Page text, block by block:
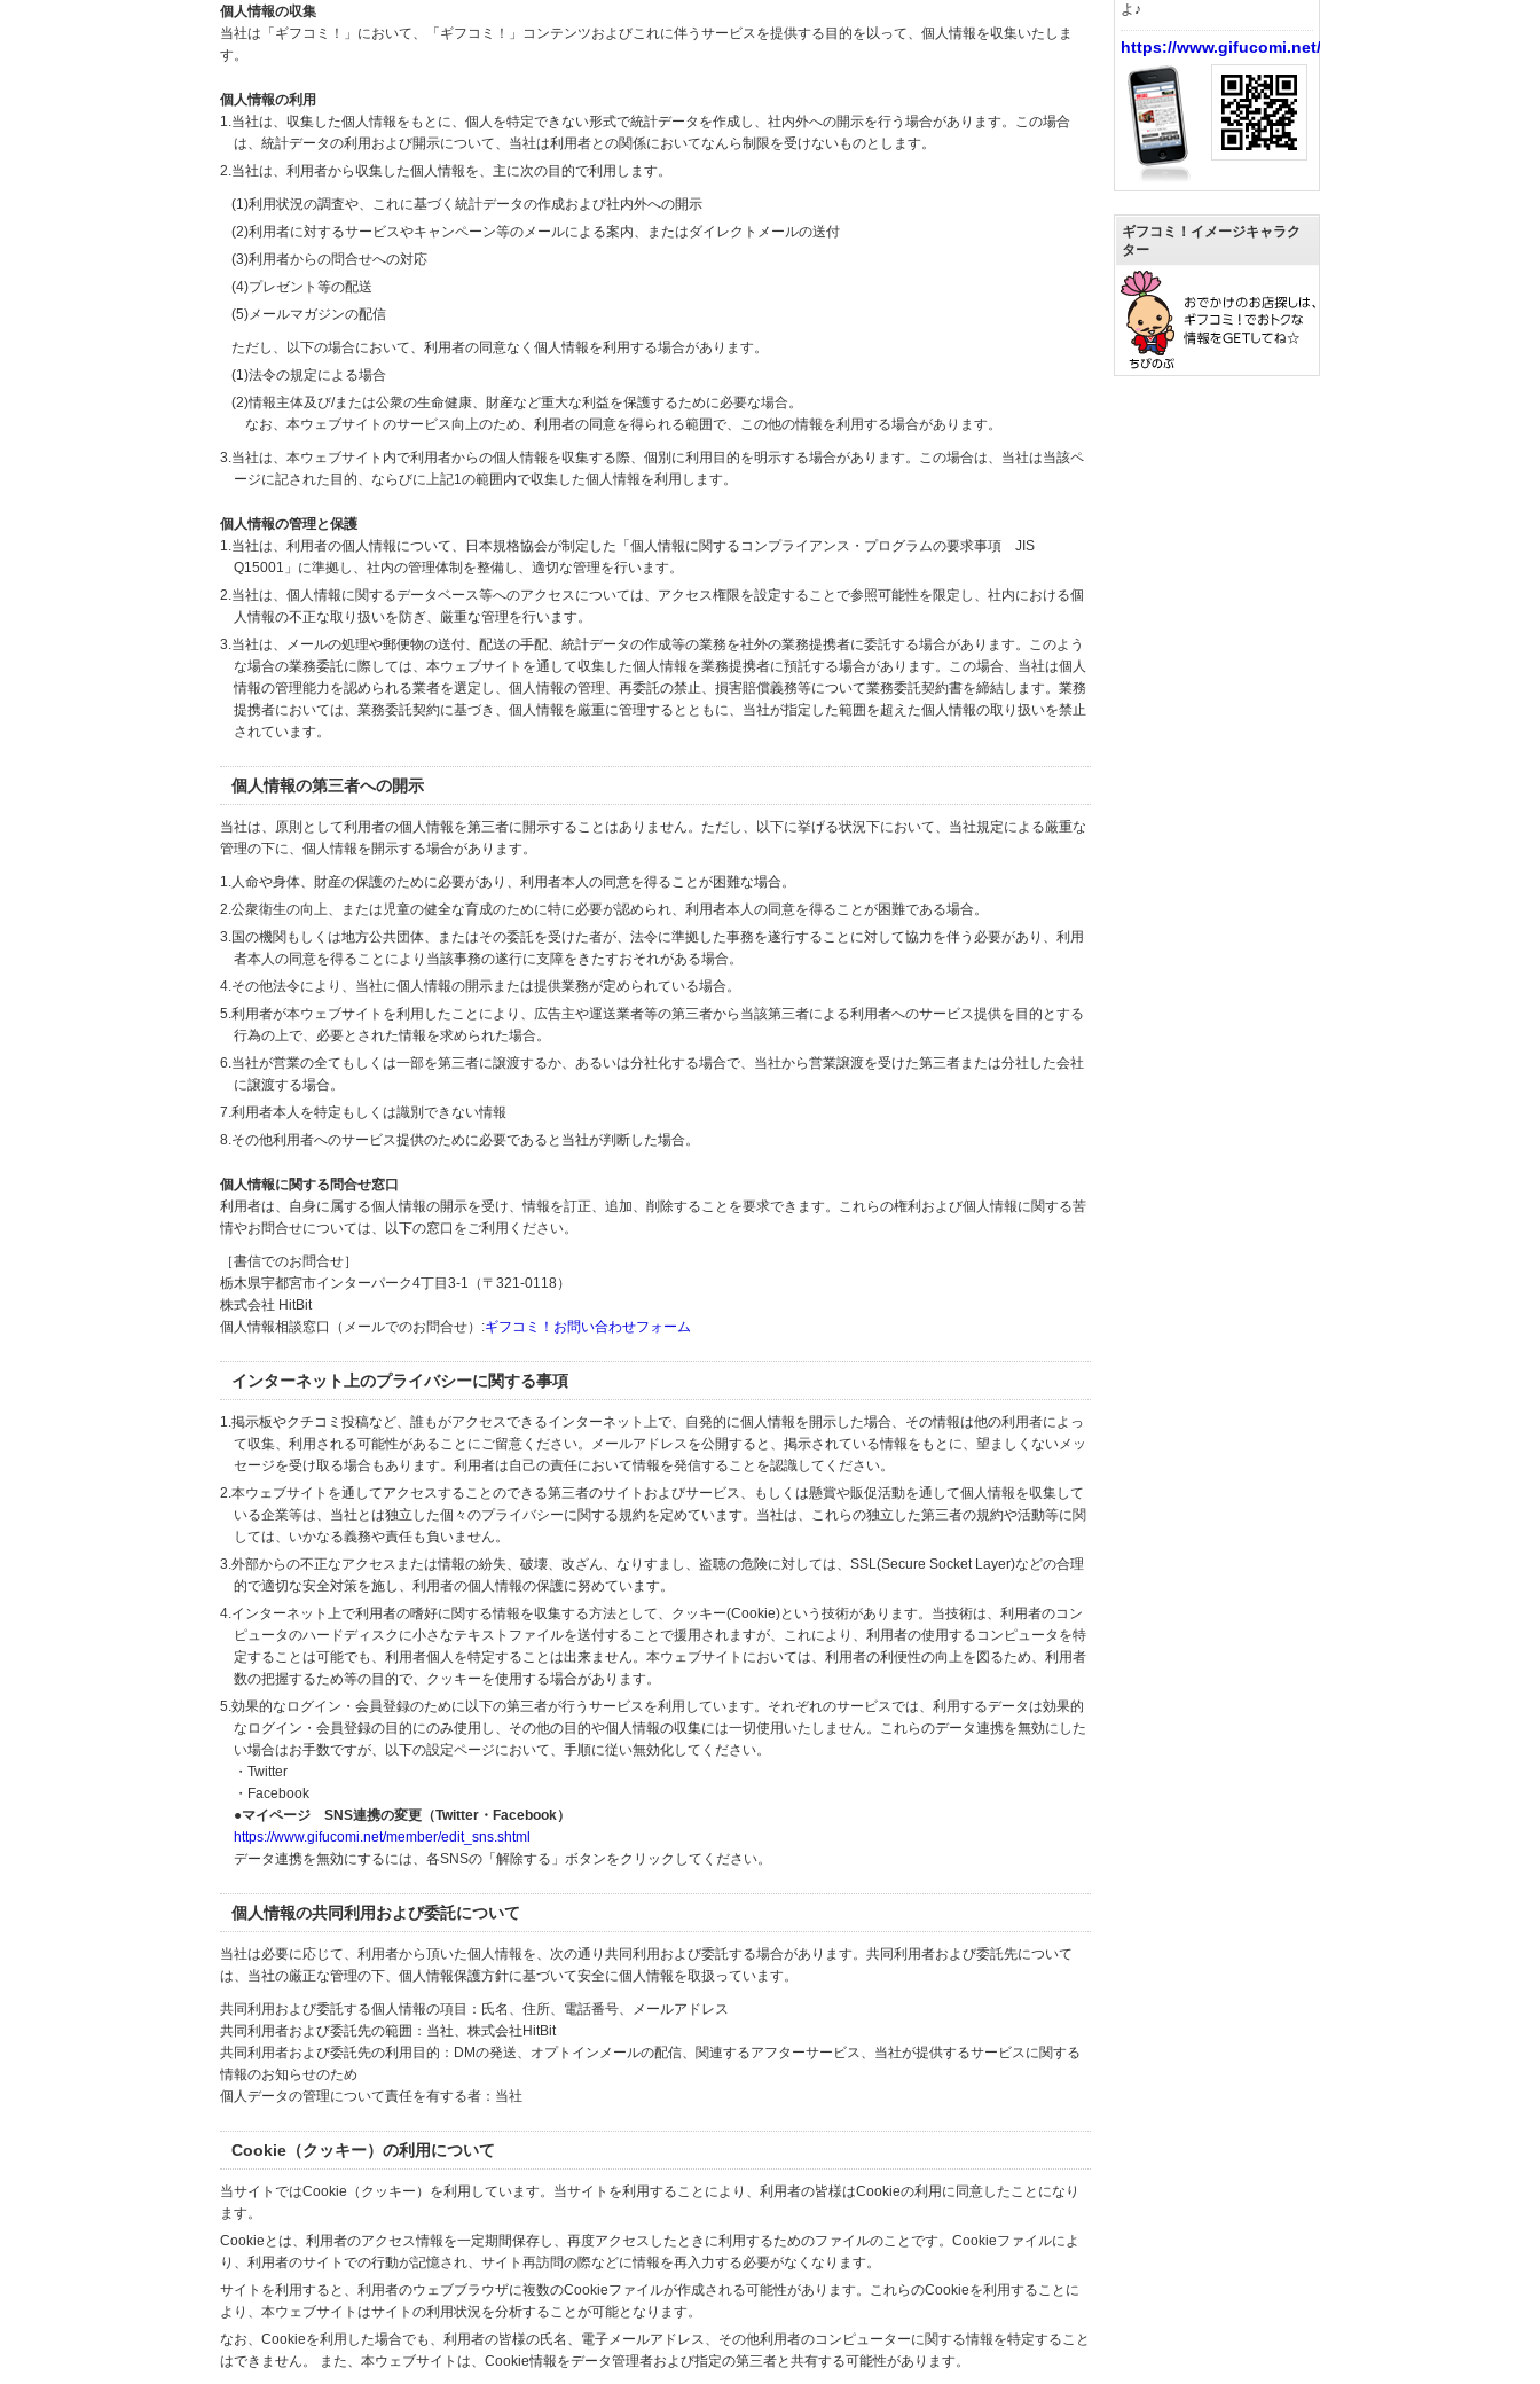
個人情報の収集
当社は「ギフコミ！」において、「ギフコミ！」コンテンツおよびこれに伴うサービスを提供する目的を以って、個人情報を収集いたしま
す。
個人情報の利用
1.当社は、収集した個人情報をもとに、個人を特定できない形式で統計データを作成し、社内外への開示を行う場合があります。この場合
は、統計データの利用および開示について、当社は利用者との関係においてなんら制限を受けないものとします。
2.当社は、利用者から収集した個人情報を、主に次の目的で利用します。
(1)利用状況の調査や、これに基づく統計データの作成および社内外への開示
(2)利用者に対するサービスやキャンペーン等のメールによる案内、またはダイレクトメールの送付
(3)利用者からの問合せへの対応
(4)プレゼント等の配送
(5)メールマガジンの配信
ただし、以下の場合において、利用者の同意なく個人情報を利用する場合があります。
(1)法令の規定による場合
(2)情報主体及び/または公衆の生命健康、財産など重大な利益を保護するために必要な場合。
なお、本ウェブサイトのサービス向上のため、利用者の同意を得られる範囲で、この他の情報を利用する場合があります。
3.当社は、本ウェブサイト内で利用者からの個人情報を収集する際、個別に利用目的を明示する場合があります。この場合は、当社は当該ペ
ージに記された目的、ならびに上記1の範囲内で収集した個人情報を利用します。
個人情報の管理と保護
1.当社は、利用者の個人情報について、日本規格協会が制定した「個人情報に関するコンプライアンス・プログラムの要求事項 JIS
Q15001」に準拠し、社内の管理体制を整備し、適切な管理を行います。
2.当社は、個人情報に関するデータベース等へのアクセスについては、アクセス権限を設定することで参照可能性を限定し、社内における個
人情報の不正な取り扱いを防ぎ、厳重な管理を行います。
3.当社は、メールの処理や郵便物の送付、配送の手配、統計データの作成等の業務を社外の業務提携者に委託する場合があります。このよう
な場合の業務委託に際しては、本ウェブサイトを通して収集した個人情報を業務提携者に預託する場合があります。この場合、当社は個人
情報の管理能力を認められる業者を選定し、個人情報の管理、再委託の禁止、損害賠償義務等について業務委託契約書を締結します。業務
提携者においては、業務委託契約に基づき、個人情報を厳重に管理するとともに、当社が指定した範囲を超えた個人情報の取り扱いを禁止
されています。
個人情報の第三者への開示
当社は、原則として利用者の個人情報を第三者に開示することはありません。ただし、以下に挙げる状況下において、当社規定による厳重な
管理の下に、個人情報を開示する場合があります。
1.人命や身体、財産の保護のために必要があり、利用者本人の同意を得ることが困難な場合。
2.公衆衛生の向上、または児童の健全な育成のために特に必要が認められ、利用者本人の同意を得ることが困難である場合。
3.国の機関もしくは地方公共団体、またはその委託を受けた者が、法令に準拠した事務を遂行することに対して協力を伴う必要があり、利用
者本人の同意を得ることにより当該事務の遂行に支障をきたすおそれがある場合。
4.その他法令により、当社に個人情報の開示または提供業務が定められている場合。
5.利用者が本ウェブサイトを利用したことにより、広告主や運送業者等の第三者から当該第三者による利用者へのサービス提供を目的とする
行為の上で、必要とされた情報を求められた場合。
6.当社が営業の全てもしくは一部を第三者に譲渡するか、あるいは分社化する場合で、当社から営業譲渡を受けた第三者または分社した会社
に譲渡する場合。
7.利用者本人を特定もしくは識別できない情報
8.その他利用者へのサービス提供のために必要であると当社が判断した場合。
個人情報に関する問合せ窓口
利用者は、自身に属する個人情報の開示を受け、情報を訂正、追加、削除することを要求できます。これらの権利および個人情報に関する苦
情やお問合せについては、以下の窓口をご利用ください。
［書信でのお問合せ］
栃木県宇都宮市インターパーク4丁目3-1（〒321-0118）
株式会社 HitBit
個人情報相談窓口（メールでのお問合せ）:ギフコミ！お問い合わせフォーム
インターネット上のプライバシーに関する事項
1.掲示板やクチコミ投稿など、誰もがアクセスできるインターネット上で、自発的に個人情報を開示した場合、その情報は他の利用者によっ
て収集、利用される可能性があることにご留意ください。メールアドレスを公開すると、掲示されている情報をもとに、望ましくないメッ
セージを受け取る場合もあります。利用者は自己の責任において情報を発信することを認識してください。
2.本ウェブサイトを通してアクセスすることのできる第三者のサイトおよびサービス、もしくは懸賞や販促活動を通して個人情報を収集して
いる企業等は、当社とは独立した個々のプライバシーに関する規約を定めています。当社は、これらの独立した第三者の規約や活動等に関
しては、いかなる義務や責任も負いません。
3.外部からの不正なアクセスまたは情報の紛失、破壊、改ざん、なりすまし、盗聴の危険に対しては、SSL(Secure Socket Layer)などの合理
的で適切な安全対策を施し、利用者の個人情報の保護に努めています。
4.インターネット上で利用者の嗜好に関する情報を収集する方法として、クッキー(Cookie)という技術があります。当技術は、利用者のコン
ピュータのハードディスクに小さなテキストファイルを送付することで援用されますが、これにより、利用者の使用するコンピュータを特
定することは可能でも、利用者個人を特定することは出来ません。本ウェブサイトにおいては、利用者の利便性の向上を図るため、利用者
数の把握するため等の目的で、クッキーを使用する場合があります。
5.効果的なログイン・会員登録のために以下の第三者が行うサービスを利用しています。それぞれのサービスでは、利用するデータは効果的
なログイン・会員登録の目的にのみ使用し、その他の目的や個人情報の収集には一切使用いたしません。これらのデータ連携を無効にした
い場合はお手数ですが、以下の設定ページにおいて、手順に従い無効化してください。
・Twitter
・Facebook
●マイページ SNS連携の変更（Twitter・Facebook）
https://www.gifucomi.net/member/edit_sns.shtml
データ連携を無効にするには、各SNSの「解除する」ボタンをクリックしてください。
個人情報の共同利用および委託について
当社は必要に応じて、利用者から頂いた個人情報を、次の通り共同利用および委託する場合があります。共同利用者および委託先について
は、当社の厳正な管理の下、個人情報保護方針に基づいて安全に個人情報を取扱っています。
共同利用および委託する個人情報の項目：氏名、住所、電話番号、メールアドレス
共同利用者および委託先の範囲：当社、株式会社HitBit
共同利用者および委託先の利用目的：DMの発送、オプトインメールの配信、関連するアフターサービス、当社が提供するサービスに関する
情報のお知らせのため
個人データの管理について責任を有する者：当社
Cookie（クッキー）の利用について
当サイトではCookie（クッキー）を利用しています。当サイトを利用することにより、利用者の皆様はCookieの利用に同意したことになり
ます。
Cookieとは、利用者のアクセス情報を一定期間保存し、再度アクセスしたときに利用するためのファイルのことです。Cookieファイルによ
り、利用者のサイトでの行動が記憶され、サイト再訪問の際などに情報を再入力する必要がなくなります。
サイトを利用すると、利用者のウェブブラウザに複数のCookieファイルが作成される可能性があります。これらのCookieを利用することに
より、本ウェブサイトはサイトの利用状況を分析することが可能となります。
なお、Cookieを利用した場合でも、利用者の皆様の氏名、電子メールアドレス、その他利用者のコンピューターに関する情報を特定すること
はできません。 また、本ウェブサイトは、Cookie情報をデータ管理者および指定の第三者と共有する可能性があります。
よ♪
https://www.gifucomi.net/
ギフコミ！イメージキャラク
ター